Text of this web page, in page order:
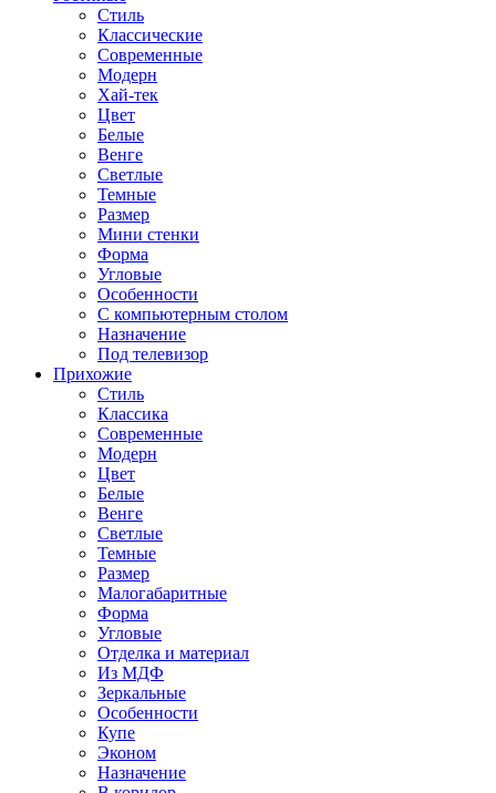
Стиль
Классические
Современные
Модерн
Хай-тек
Цвет
Белые
Венге
Светлые
Темные
Размер
Мини стенки
Форма
Угловые
Особенности
С компьютерным столом
Назначение
Под телевизор
Прихожие
Стиль
Классика
Современные
Модерн
Цвет
Белые
Венге
Светлые
Темные
Размер
Малогабаритные
Форма
Угловые
Отделка и материал
Из МДФ
Зеркальные
Особенности
Купе
Эконом
Назначение